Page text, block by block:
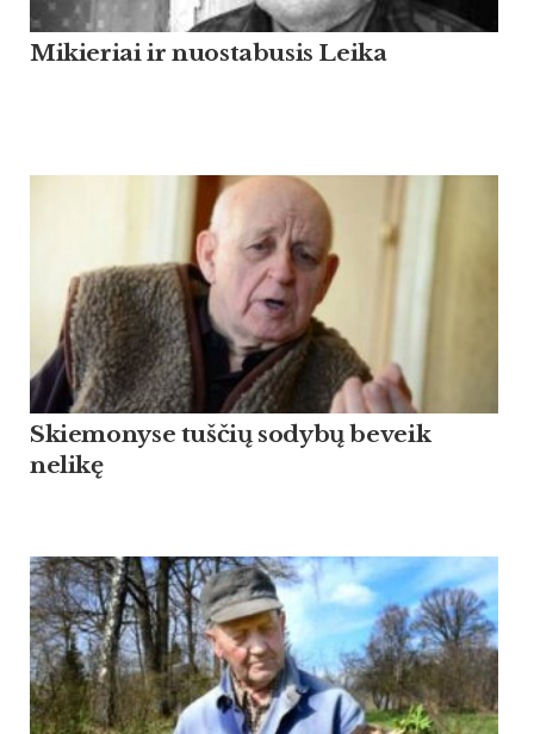
Mikieriai ir nuostabusis Leika
Skiemonyse tuščių sodybų beveik
nelikę